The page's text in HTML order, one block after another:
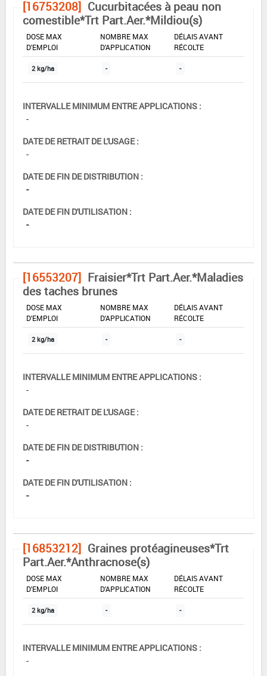
[16753208] Cucurbitacées à peau non
comestible*Trt Part.Aer.*Mildiou(s)
DOSE MAX
D'EMPLOI
NOMBRE MAX
D'APPLICATION
DÉLAIS AVANT
RÉCOLTE
2 kg/ha - -
INTERVALLE MINIMUM ENTRE APPLICATIONS :
-
DATE DE RETRAIT DE L'USAGE :
-
DATE DE FIN DE DISTRIBUTION :
-
DATE DE FIN D'UTILISATION :
-
[16553207] Fraisier*Trt Part.Aer.*Maladies
des taches brunes
DOSE MAX
D'EMPLOI
NOMBRE MAX
D'APPLICATION
DÉLAIS AVANT
RÉCOLTE
2 kg/ha - -
INTERVALLE MINIMUM ENTRE APPLICATIONS :
-
DATE DE RETRAIT DE L'USAGE :
-
DATE DE FIN DE DISTRIBUTION :
-
DATE DE FIN D'UTILISATION :
-
[16853212] Graines protéagineuses*Trt
Part.Aer.*Anthracnose(s)
DOSE MAX
D'EMPLOI
NOMBRE MAX
D'APPLICATION
DÉLAIS AVANT
RÉCOLTE
2 kg/ha - -
INTERVALLE MINIMUM ENTRE APPLICATIONS :
-